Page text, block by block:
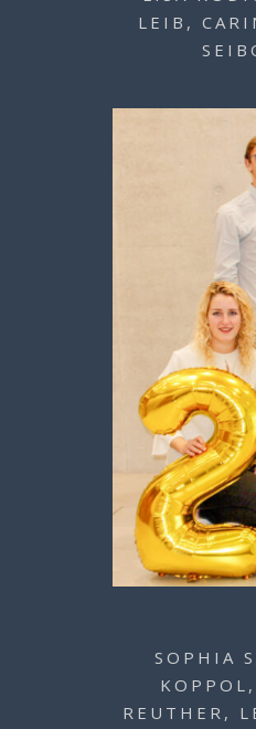
EIB,
SOPHIA
REUTHER,